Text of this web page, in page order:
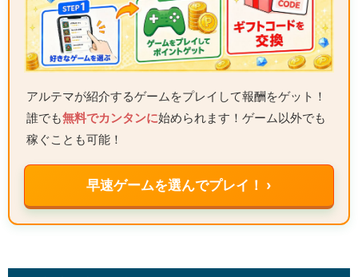
アルテマが紹介するゲームをプレイして報酬をゲット！
誰でも無料でカンタンに始められます！ゲーム以外でも
稼ぐことも可能！
早速ゲームを選んでプレイ！ ›